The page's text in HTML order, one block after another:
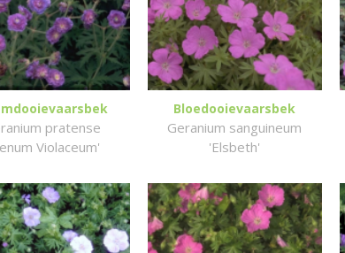
pratense
Violaceum'
Bloedooievaarsbek
Geranium sanguineum
'Elsbeth'